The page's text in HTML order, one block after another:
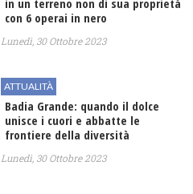
in un terreno non di sua proprietà
con 6 operai in nero
Lunedì, 30 Ottobre 2023
ATTUALITÀ
Badia Grande: quando il dolce
unisce i cuori e abbatte le
frontiere della diversità
Lunedì, 30 Ottobre 2023